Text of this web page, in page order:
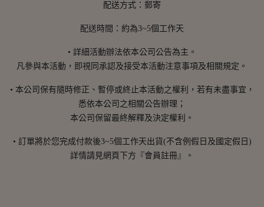
配送方式：郵寄
配送時間：約為3~5個工作天
• 詳細活動辦法依本公司公告為主。
凡參與本活動，即視同承認及接受本活動注意事項及相關規定。
• 本公司保有隨時修正、暫停或終止本活動之權利，若有未盡事宜，
悉依本公司之相關公告辦理；
本公司保留最終解釋及決定權利。
• 訂單將於您完成付款後3~5個工作天出貨(不含例假日及國定假日)
詳情請見網頁下方『會員註冊』。